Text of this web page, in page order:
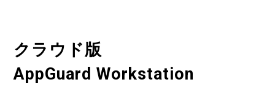
クラウド版
AppGuard Workstation